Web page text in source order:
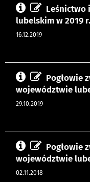
Leśnictwo
lubelskim w 2019 r.
16.12.2019
Pogłowie
województwie
29.10.2019
Pogłowie
województwie
02.11.2018